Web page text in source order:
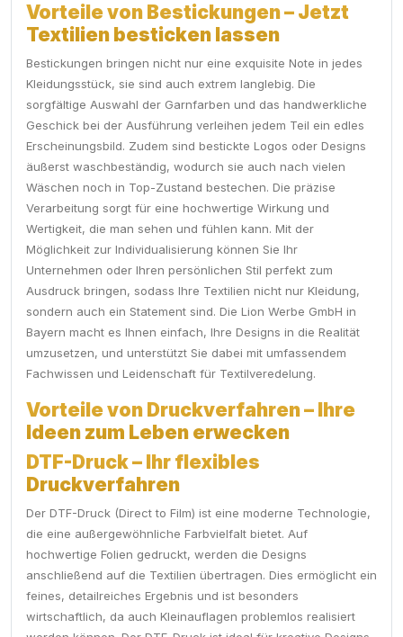
Vorteile von Bestickungen – Jetzt
Textilien besticken lassen
Bestickungen bringen nicht nur eine exquisite Note in jedes
Kleidungsstück, sie sind auch extrem langlebig. Die
sorgfältige Auswahl der Garnfarben und das handwerkliche
Geschick bei der Ausführung verleihen jedem Teil ein edles
Erscheinungsbild. Zudem sind bestickte Logos oder Designs
äußerst waschbeständig, wodurch sie auch nach vielen
Wäschen noch in Top-Zustand bestechen. Die präzise
Verarbeitung sorgt für eine hochwertige Wirkung und
Wertigkeit, die man sehen und fühlen kann. Mit der
Möglichkeit zur Individualisierung können Sie Ihr
Unternehmen oder Ihren persönlichen Stil perfekt zum
Ausdruck bringen, sodass Ihre Textilien nicht nur Kleidung,
sondern auch ein Statement sind. Die Lion Werbe GmbH in
Bayern macht es Ihnen einfach, Ihre Designs in die Realität
umzusetzen, und unterstützt Sie dabei mit umfassendem
Fachwissen und Leidenschaft für Textilveredelung.
Vorteile von Druckverfahren – Ihre
Ideen zum Leben erwecken
DTF-Druck – Ihr flexibles
Druckverfahren
Der DTF-Druck (Direct to Film) ist eine moderne Technologie,
die eine außergewöhnliche Farbvielfalt bietet. Auf
hochwertige Folien gedruckt, werden die Designs
anschließend auf die Textilien übertragen. Dies ermöglicht ein
feines, detailreiches Ergebnis und ist besonders
wirtschaftlich, da auch Kleinauflagen problemlos realisiert